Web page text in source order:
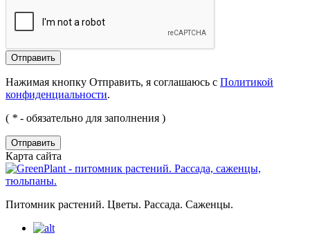
Нажимая кнопку Отправить, я соглашаюсь с Политикой
конфиденциальности.
( * - обязательно для заполнения )
Отправить
Карта сайта
Питомник растений. Цветы. Рассада. Саженцы.